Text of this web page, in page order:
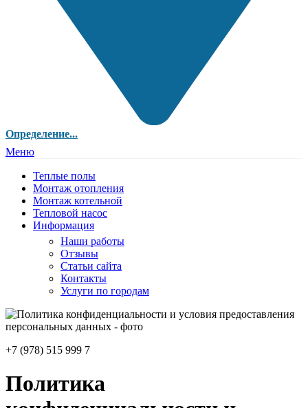
Определение...
Меню
Теплые полы
Монтаж отопления
Монтаж котельной
Тепловой насос
Информация
Наши работы
Отзывы
Статьи сайта
Контакты
Услуги по городам
+7 (978) 515 999 7
Политика